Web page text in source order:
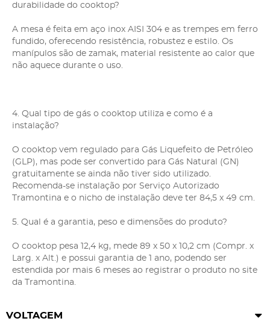
durabilidade do cooktop?
A mesa é feita em aço inox AISI 304 e as trempes em ferro
fundido, oferecendo resistência, robustez e estilo. Os
manípulos são de zamak, material resistente ao calor que
não aquece durante o uso.
4. Qual tipo de gás o cooktop utiliza e como é a
instalação?
O cooktop vem regulado para Gás Liquefeito de Petróleo
(GLP), mas pode ser convertido para Gás Natural (GN)
gratuitamente se ainda não tiver sido utilizado.
Recomenda-se instalação por Serviço Autorizado
Tramontina e o nicho de instalação deve ter 84,5 x 49 cm.
5. Qual é a garantia, peso e dimensões do produto?
O cooktop pesa 12,4 kg, mede 89 x 50 x 10,2 cm (Compr. x
Larg. x Alt.) e possui garantia de 1 ano, podendo ser
estendida por mais 6 meses ao registrar o produto no site
da Tramontina.
VOLTAGEM